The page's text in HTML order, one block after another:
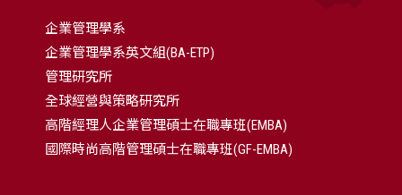
企業管理學系
企業管理學系英文組(BA-ETP)
管理研究所
全球經營與策略研究所
高階經理人企業管理碩士在職專班(EMBA)
國際時尚高階管理碩士在職專班(GF-EMBA)